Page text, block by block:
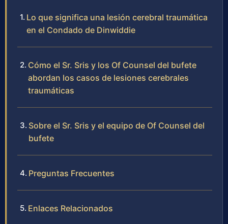
Lo que significa una lesión cerebral traumática
en el Condado de Dinwiddie
Cómo el Sr. Sris y los Of Counsel del bufete
abordan los casos de lesiones cerebrales
traumáticas
Sobre el Sr. Sris y el equipo de Of Counsel del
bufete
Preguntas Frecuentes
Enlaces Relacionados